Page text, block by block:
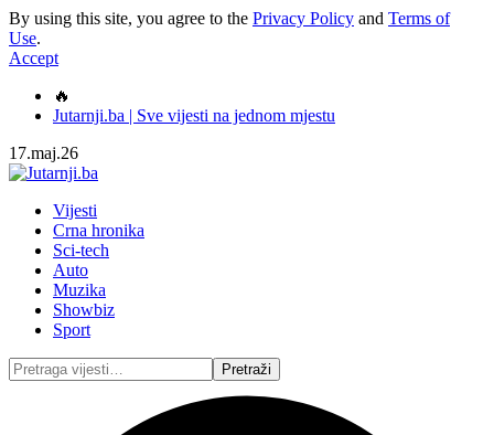
By using this site, you agree to the Privacy Policy and Terms of
Use.
Accept
🔥
Jutarnji.ba | Sve vijesti na jednom mjestu
17.maj.26
Vijesti
Crna hronika
Sci-tech
Auto
Muzika
Showbiz
Sport